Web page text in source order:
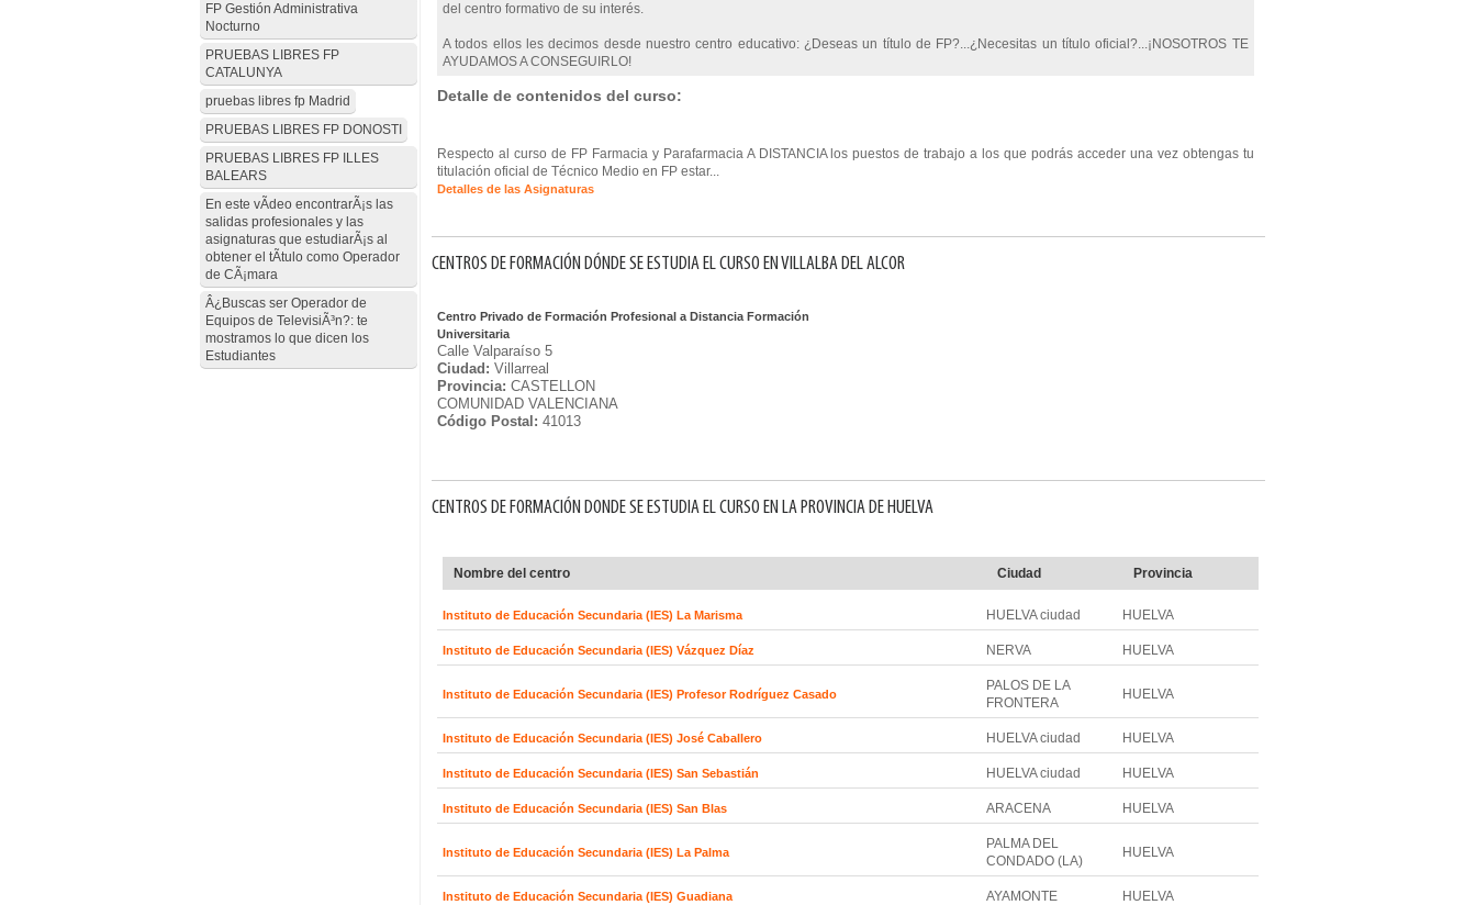
FP Gestión Administrativa
Nocturno
PRUEBAS LIBRES FP
CATALUNYA
pruebas libres fp Madrid
PRUEBAS LIBRES FP DONOSTI
PRUEBAS LIBRES FP ILLES
BALEARS
En este vÃ­deo encontrarÃ¡s las
salidas profesionales y las
asignaturas que estudiarÃ¡s al
obtener el tÃ­tulo como Operador
de CÃ¡mara
Â¿Buscas ser Operador de
Equipos de TelevisiÃ³n?: te
mostramos lo que dicen los
Estudiantes
del centro formativo de su interés.
A todos ellos les decimos desde nuestro centro educativo: ¿Deseas un título de FP?...¿Necesitas un título oficial?...¡NOSOTROS TE
AYUDAMOS A CONSEGUIRLO!
Detalle de contenidos del curso:
Respecto al curso de FP Farmacia y Parafarmacia A DISTANCIA los puestos de trabajo a los que podrás acceder una vez obtengas tu
titulación oficial de Técnico Medio en FP estar...
Detalles de las Asignaturas
CENTROS DE FORMACIÓN DÓNDE SE ESTUDIA EL CURSO EN VILLALBA DEL ALCOR
Centro Privado de Formación Profesional a Distancia Formación
Universitaria
Calle Valparaíso 5
Ciudad: Villarreal
Provincia: CASTELLON
COMUNIDAD VALENCIANA
Código Postal: 41013
CENTROS DE FORMACIÓN DONDE SE ESTUDIA EL CURSO EN LA PROVINCIA DE HUELVA
Nombre del centro Ciudad Provincia
Instituto de Educación Secundaria (IES) La Marisma HUELVA ciudad HUELVA
Instituto de Educación Secundaria (IES) Vázquez Díaz NERVA HUELVA
Instituto de Educación Secundaria (IES) Profesor Rodríguez Casado
PALOS DE LA
FRONTERA
HUELVA
Instituto de Educación Secundaria (IES) José Caballero HUELVA ciudad HUELVA
Instituto de Educación Secundaria (IES) San Sebastián HUELVA ciudad HUELVA
Instituto de Educación Secundaria (IES) San Blas ARACENA HUELVA
Instituto de Educación Secundaria (IES) La Palma
PALMA DEL
CONDADO (LA)
HUELVA
Instituto de Educación Secundaria (IES) Guadiana AYAMONTE HUELVA